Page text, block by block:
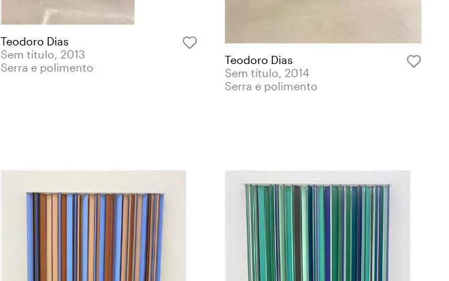
Teodoro Dias
Sem título, 2013
Serra e polimento
Teodoro Dias
Sem título, 2014
Serra e polimento